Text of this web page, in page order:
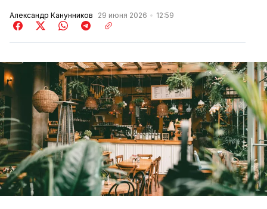
Александр Канунников 29 июня 2026 12:59